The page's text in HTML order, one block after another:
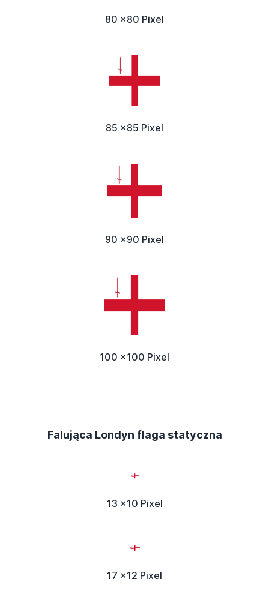
80 x80 Pixel
85 x85 Pixel
90 x90 Pixel
100 x100 Pixel
Falująca Londyn flaga statyczna
13 x10 Pixel
17 x12 Pixel